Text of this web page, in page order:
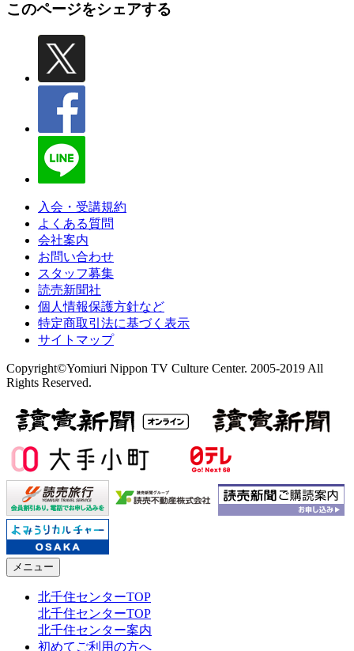
このページをシェアする
入会・受講規約
よくある質問
会社案内
お問い合わせ
スタッフ募集
読売新聞社
個人情報保護方針など
特定商取引法に基づく表示
サイトマップ
Copyright©Yomiuri Nippon TV Culture Center. 2005-2019 All
Rights Reserved.
メニュー
北千住センターTOP
北千住センターTOP
北千住センター案内
初めてご利用の方へ